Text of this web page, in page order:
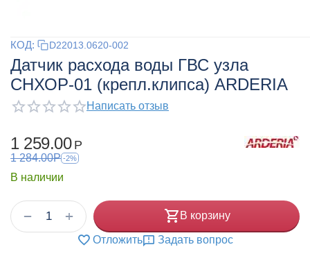
КОД: D22013.0620-002
Датчик расхода воды ГВС узла
СНХОР-01 (крепл.клипса) ARDERIA
Написать отзыв
1 259.00 Р
1 284.00Р -2%
В наличии
+
− В корзину
Отложить Задать вопрос